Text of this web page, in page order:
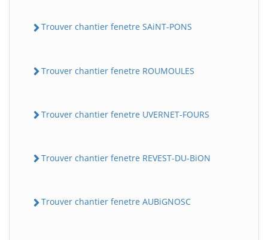
Trouver chantier fenetre SAiNT-PONS
Trouver chantier fenetre ROUMOULES
Trouver chantier fenetre UVERNET-FOURS
Trouver chantier fenetre REVEST-DU-BiON
Trouver chantier fenetre AUBiGNOSC